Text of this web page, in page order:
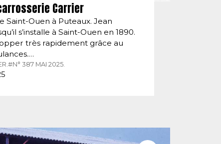
Carrier
Saint-Ouen à Puteaux. Jean
s’installe à Saint-Ouen en 1890.
très rapidement grâce au
#N° 387 MAI 2025.